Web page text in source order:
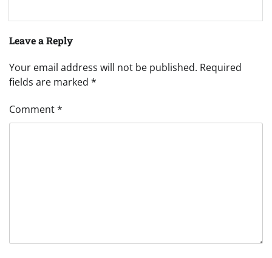
Leave a Reply
Your email address will not be published. Required
fields are marked *
Comment*